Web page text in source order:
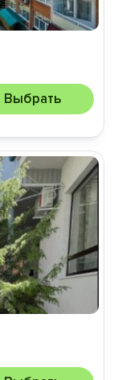
Выбрать